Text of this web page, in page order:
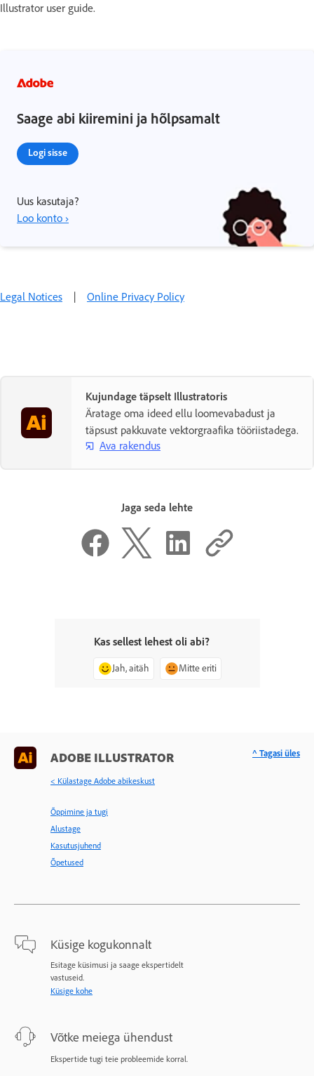
Illustrator user guide.
Saage abi kiiremini ja hõlpsamalt
Logi sisse
Uus kasutaja?
Loo konto ›
Legal Notices | Online Privacy Policy
Kujundage täpselt Illustratoris
Äratage oma ideed ellu loomevabadust ja
täpsust pakkuvate vektorgraafika tööriistadega.
Ava rakendus
Jaga seda lehte
Kas sellest lehest oli abi?
Jah, aitäh Mitte eriti
ADOBE ILLUSTRATOR
< Külastage Adobe abikeskust
Õppimine ja tugi
Alustage
Kasutusjuhend
Õpetused
Küsige kogukonnalt
Esitage küsimusi ja saage ekspertidelt
vastuseid.
Küsige kohe
Võtke meiega ühendust
Ekspertide tugi teie probleemide korral.
^ Tagasi üles